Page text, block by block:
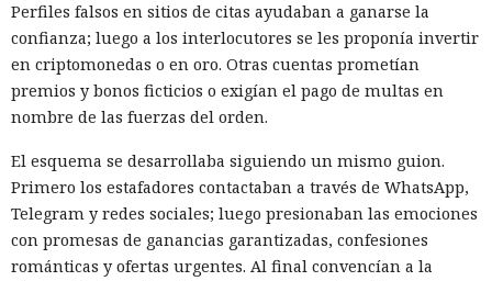
Perfiles falsos en sitios de citas ayudaban a ganarse la
confianza; luego a los interlocutores se les proponía invertir
en criptomonedas o en oro. Otras cuentas prometían
premios y bonos ficticios o exigían el pago de multas en
nombre de las fuerzas del orden.
El esquema se desarrollaba siguiendo un mismo guion.
Primero los estafadores contactaban a través de WhatsApp,
Telegram y redes sociales; luego presionaban las emociones
con promesas de ganancias garantizadas, confesiones
románticas y ofertas urgentes. Al final convencían a la